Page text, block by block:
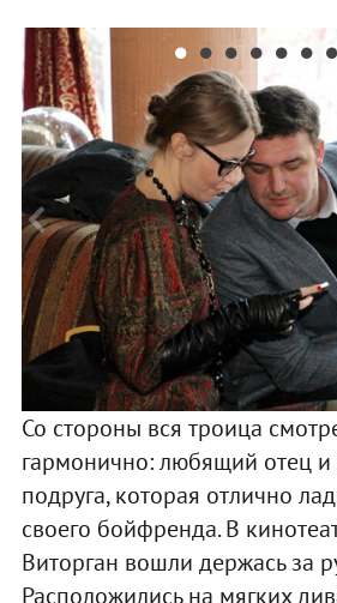
Со стороны вся троица
гармонично: любящий отец и
подруга, которая отлично
своего бойфренда. В
Виторган вошли держась за
Расположились на мягких